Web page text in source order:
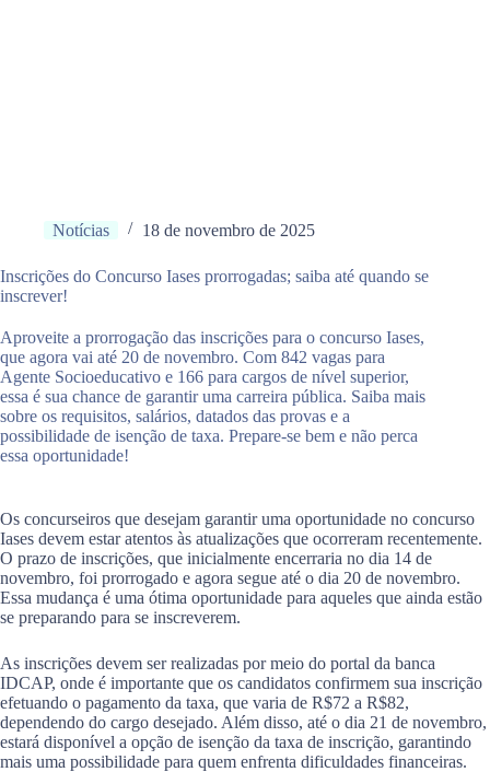
Notícias 18 de novembro de 2025
Inscrições do Concurso Iases prorrogadas; saiba até quando se
inscrever!
Aproveite a prorrogação das inscrições para o concurso Iases,
que agora vai até 20 de novembro. Com 842 vagas para
Agente Socioeducativo e 166 para cargos de nível superior,
essa é sua chance de garantir uma carreira pública. Saiba mais
sobre os requisitos, salários, datados das provas e a
possibilidade de isenção de taxa. Prepare-se bem e não perca
essa oportunidade!
Os concurseiros que desejam garantir uma oportunidade no concurso
Iases devem estar atentos às atualizações que ocorreram recentemente.
O prazo de inscrições, que inicialmente encerraria no dia 14 de
novembro, foi prorrogado e agora segue até o dia 20 de novembro.
Essa mudança é uma ótima oportunidade para aqueles que ainda estão
se preparando para se inscreverem.
As inscrições devem ser realizadas por meio do portal da banca
IDCAP, onde é importante que os candidatos confirmem sua inscrição
efetuando o pagamento da taxa, que varia de R$72 a R$82,
dependendo do cargo desejado. Além disso, até o dia 21 de novembro,
estará disponível a opção de isenção da taxa de inscrição, garantindo
mais uma possibilidade para quem enfrenta dificuldades financeiras.